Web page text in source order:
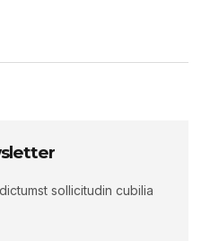
sollicitudin cubilia